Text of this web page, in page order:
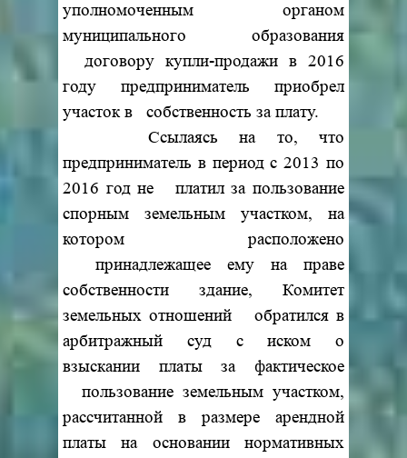
уполномоченным органом
муниципального образования
договору купли-продажи в 2016
году предприниматель приобрел
участок в собственность за плату.
Ссылаясь на то, что
предприниматель в период с 2013 по
2016 год не платил за пользование
спорным земельным участком, на
котором расположено
принадлежащее ему на праве
собственности здание, Комитет
земельных отношений обратился в
арбитражный суд с иском о
взыскании платы за фактическое
пользование земельным участком,
рассчитанной в размере арендной
платы на основании нормативных